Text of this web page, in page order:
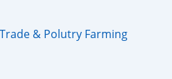
& Polutry Farming